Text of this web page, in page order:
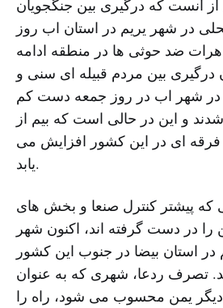
آنست که درگیری بین جنگجویان
در شهر یریم در استان اب روز
ضد حوثی ها در منطقه ادامه
درگیری بین مردم قبیله ای سنی و
شهر اب در روز جمعه دست کم
و این در حالی است که بیم از
ای در این کشور افزایش می
یابد.
که پیشتر کنترل صنعا و بخش های
در دست گرفته اند، اکنون شهر
در استان بیضا در جنوب این کشور
تصرف ردعا، شهری که به عنوان
دیگر یمن محسوب می شود، راه را